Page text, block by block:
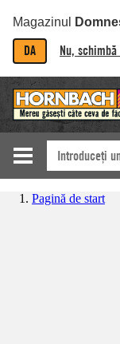
Magazinul
DA Nu,
Pagină de start